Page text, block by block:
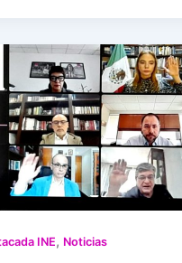
INE, Noticias